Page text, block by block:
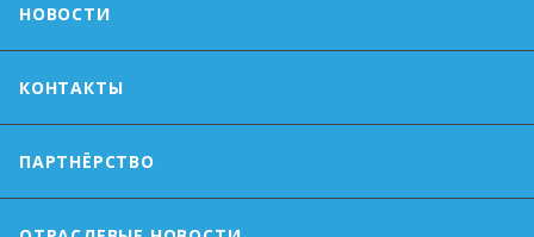
НОВОСТИ
КОНТАКТЫ
ПАРТНЁРСТВО